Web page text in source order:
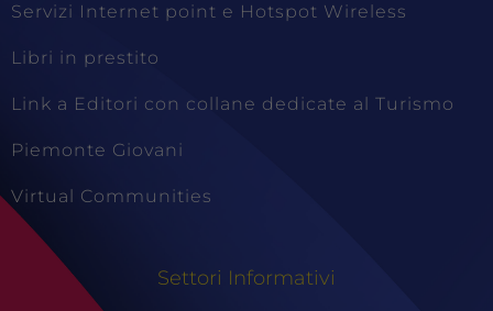
Servizi Internet point e Hotspot Wireless
Libri in prestito
Link a Editori con collane dedicate al Turismo
Piemonte Giovani
Virtual Communities
Settori Informativi